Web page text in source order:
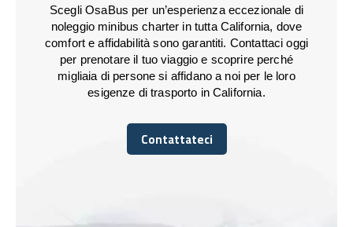
Scegli OsaBus per un’esperienza eccezionale di
noleggio minibus charter in tutta California, dove
comfort e affidabilità sono garantiti. Contattaci oggi
per prenotare il tuo viaggio e scoprire perché
migliaia di persone si affidano a noi per le loro
esigenze di trasporto in California.
Contattateci
Contattateci